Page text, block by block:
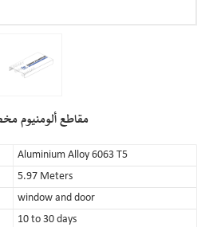
مقاطع ألومنيوم
Aluminium Alloy 6063 T5
5.97 Meters
window and door
10 to 30 days